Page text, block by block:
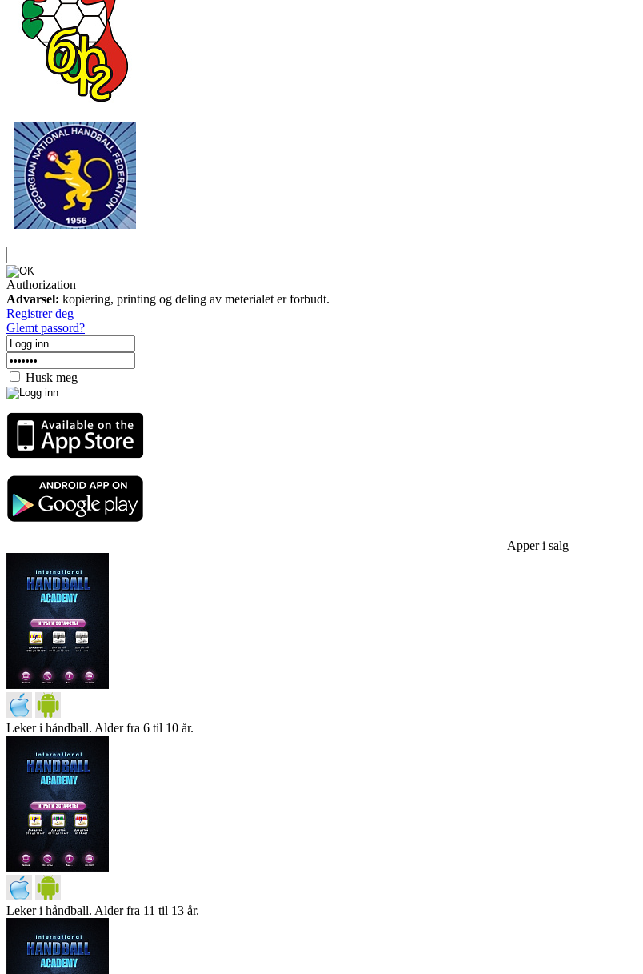
Authorization
Advarsel: kopiering, printing og deling av meterialet er forbudt.
Registrer deg
Glemt passord?
Husk meg
Apper i salg
Leker i håndball. Alder fra 6 til 10 år.
Leker i håndball. Alder fra 11 til 13 år.